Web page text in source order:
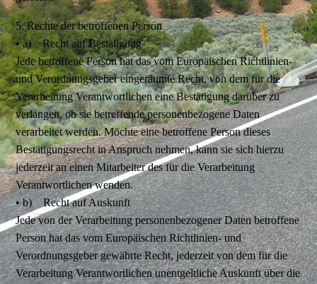
5. Rechte der betroffenen Person
• a) Recht auf Bestätigung
Jede betroffene Person hat das vom Europäischen Richtlinien-
und Verordnungsgeber eingeräumte Recht, von dem für die
Verarbeitung Verantwortlichen eine Bestätigung darüber zu
verlangen, ob sie betreffende personenbezogene Daten
verarbeitet werden. Möchte eine betroffene Person dieses
Bestätigungsrecht in Anspruch nehmen, kann sie sich hierzu
jederzeit an einen Mitarbeiter des für die Verarbeitung
Verantwortlichen wenden.
• b) Recht auf Auskunft
Jede von der Verarbeitung personenbezogener Daten betroffene
Person hat das vom Europäischen Richtlinien- und
Verordnungsgeber gewährte Recht, jederzeit von dem für die
Verarbeitung Verantwortlichen unentgeltliche Auskunft über die